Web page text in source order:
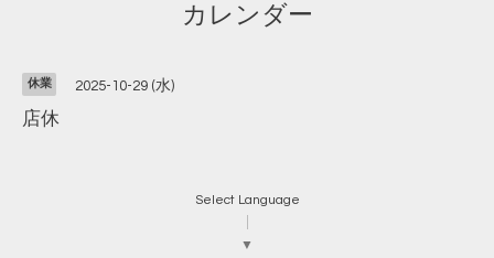
カレンダー
休業 2025-10-29 (水)
店休
Select Language
▼